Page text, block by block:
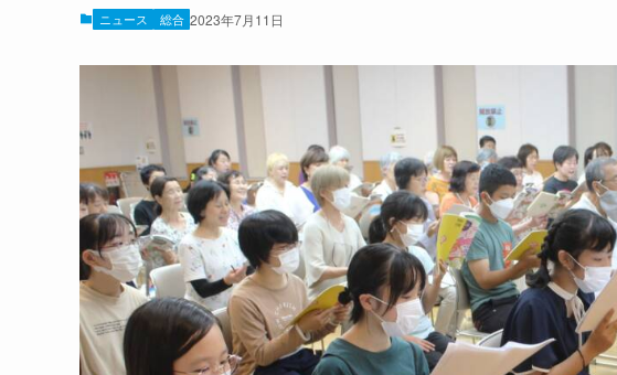
ニュース 総合 2023年7月11日